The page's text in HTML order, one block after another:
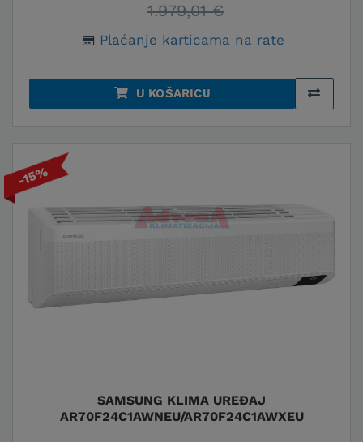
1.979,01 €
Plaćanje karticama na rate
U KOŠARICU
-15%
SAMSUNG KLIMA UREĐAJ
AR70F24C1AWNEU/AR70F24C1AWXEU